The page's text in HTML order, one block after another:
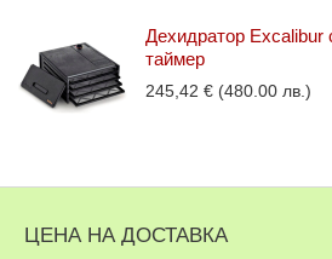
Дехидратор Excalibur
таймер
245,42 € (480.00 лв.)
ЦЕНА НА ДОСТАВКА